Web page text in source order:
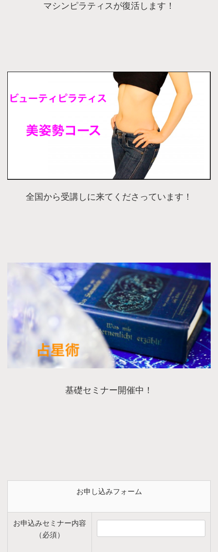
マシンピラティスが復活します！
全国から受講しに来てくださっています！
基礎セミナー開催中！
お申し込みフォーム
お申込みセミナー内容
（必須）